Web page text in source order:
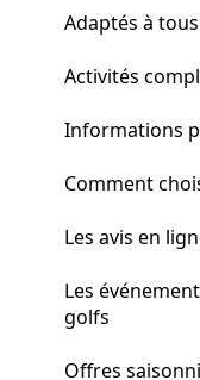
Adaptés à
Activités
Informations
Comment
Les avis en
Les
golfs
Offres